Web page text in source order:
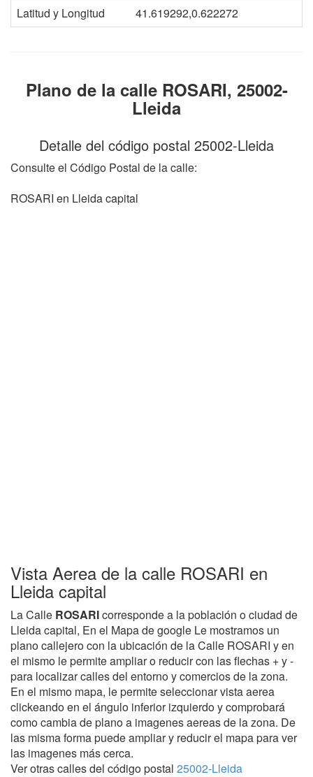
Latitud y Longitud
41.619292,0.622272
Plano de la calle ROSARI, 25002-
Lleida
Detalle del código postal 25002-Lleida
Consulte el Código Postal de la calle:
ROSARI en Lleida capital
Vista Aerea de la calle ROSARI en
Lleida capital
La Calle ROSARIcorresponde a la población o ciudad de
Lleida capital, En el Mapa de google Le mostramos un
plano callejero con la ubicación de la Calle ROSARI y en
el mismo le permite ampliar o reducir con las flechas + y -
para localizar calles del entorno y comercios de la zona.
En el mismo mapa, le permite seleccionar vista aerea
clickeando en el ángulo inferior izquierdo y comprobará
como cambia de plano a imagenes aereas de la zona. De
las misma forma puede ampliar y reducir el mapa para ver
las imagenes más cerca.
Ver otras calles del código postal 25002-Lleida